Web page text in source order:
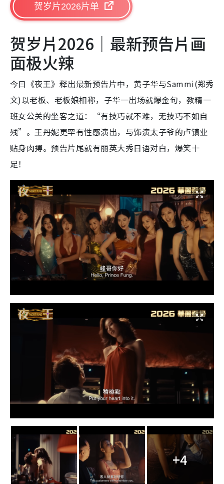
贺岁片2026片单
贺岁片2026｜最新预告片画
面极火辣
今日《夜王》释出最新预告片中，黄子华与Sammi(郑秀
文)以老板、老板娘相称，子华一出场就爆金句，教精一
班女公关的坐客之道：“有技巧就不难，无技巧不如自
残”。王丹妮更罕有性感演出，与饰演太子爷的卢镇业
贴身肉搏。预告片尾就有丽英大秀日语对白，爆笑十
足！
+4